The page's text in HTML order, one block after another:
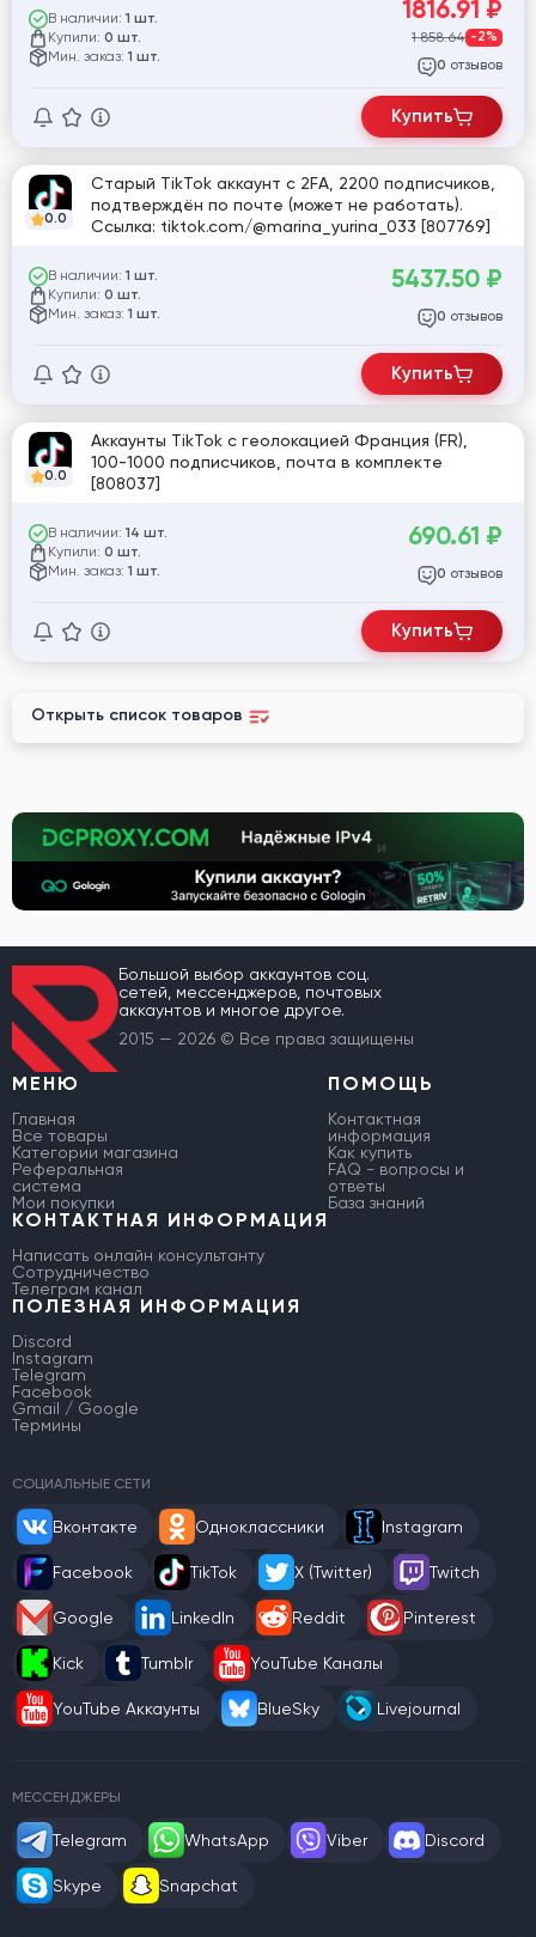
В наличии: 1 шт.
Купили: 0 шт.
Мин. заказ: 1 шт.
1816.91 ₽
1 858.64 -2%
0 отзывов
Купить
0.0
Старый TikTok аккаунт с 2FA, 2200 подписчиков,
подтверждён по почте (может не работать).
Ссылка: tiktok.com/@marina_yurina_033 [807769]
В наличии: 1 шт.
Купили: 0 шт.
Мин. заказ: 1 шт.
5437.50 ₽
0 отзывов
Купить
0.0
Аккаунты TikTok с геолокацией Франция (FR),
100-1000 подписчиков, почта в комплекте
[808037]
В наличии: 14 шт.
Купили: 0 шт.
Мин. заказ: 1 шт.
690.61 ₽
0 отзывов
Купить
Открыть список товаров
Большой выбор аккаунтов соц.
сетей, мессенджеров, почтовых
аккаунтов и многое другое.
2015 — 2026 © Все права защищены
МЕНЮ
Главная
Все товары
Категории магазина
Реферальная
система
Мои покупки
ПОМОЩЬ
Контактная
информация
Как купить
FAQ - вопросы и
ответы
База знаний
КОНТАКТНАЯ ИНФОРМАЦИЯ
Написать онлайн консультанту
Сотрудничество
Телеграм канал
ПОЛЕЗНАЯ ИНФОРМАЦИЯ
Discord
Instagram
Telegram
Facebook
Gmail / Google
Термины
СОЦИАЛЬНЫЕ СЕТИ
Вконтакте Одноклассники Instagram
Facebook TikTok X (Twitter) Twitch
Google LinkedIn Reddit Pinterest
Kick Tumblr YouTube Каналы
YouTube Аккаунты BlueSky Livejournal
МЕССЕНДЖЕРЫ
Telegram WhatsApp Viber Discord
Skype Snapchat